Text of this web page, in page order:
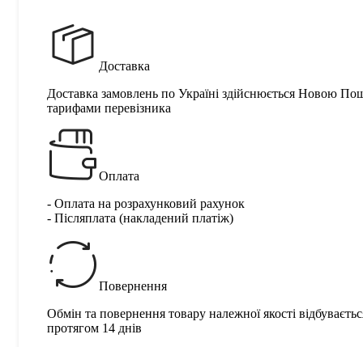
Доставка
Доставка замовлень по Україні здійснюється Новою
тарифами перевізника
Оплата
- Оплата на розрахунковий рахунок
- Післяплата (накладений платіж)
Повернення
Обмін та повернення товару належної якості
протягом 14 днів